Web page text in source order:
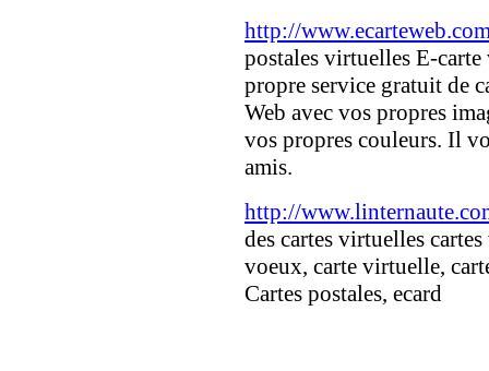
http://
postales virtuelles E-
propre service gratuit de
Web avec vos propres
vos propres couleurs. Il
amis.
http://
des cartes virtuelles
voeux, carte virtuelle,
Cartes postales, ecard